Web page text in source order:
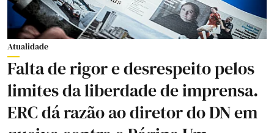
Atualidade
Falta de rigor e desrespeito pelos
limites da liberdade de imprensa.
ERC dá razão ao diretor do DN em